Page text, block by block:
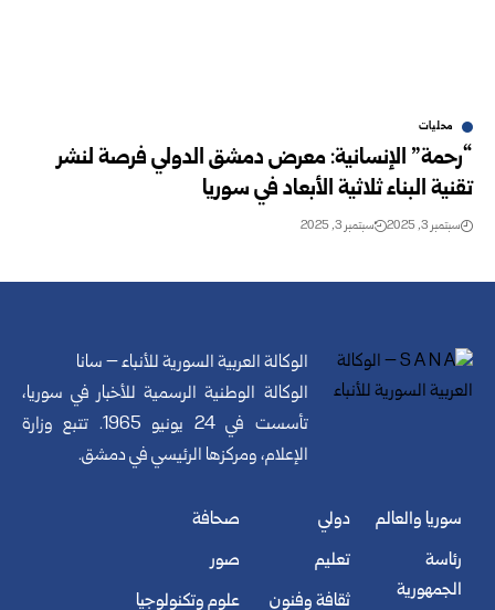
محليات
“رحمة” الإنسانية: معرض دمشق الدولي فرصة لنشر
تقنية البناء ثلاثية الأبعاد في سوريا
سبتمبر 3, 2025 سبتمبر 3, 2025
الوكالة العربية السورية للأنباء – سانا
الوكالة الوطنية الرسمية للأخبار في سوريا،
تأسست في 24 يونيو 1965. تتبع وزارة
الإعلام، ومركزها الرئيسي في دمشق.
سوريا والعالم
رئاسة
الجمهورية
دولي
تعليم
ثقافة وفنون
صحافة
صور
علوم وتكنولوجيا